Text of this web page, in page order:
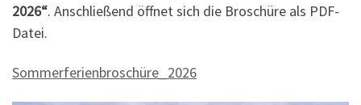
2026“. Anschließend öffnet sich die Broschüre als PDF-
Datei.
Sommerferienbroschüre_2026